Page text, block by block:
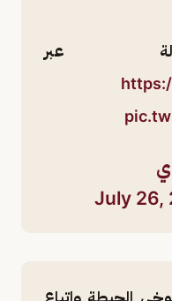
عبر
July 26,
الحيطة واتباع